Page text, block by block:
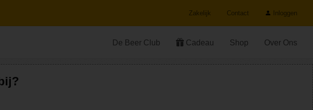
Zakelijk Contact Inloggen
De Beer Club Cadeau Shop Over Ons